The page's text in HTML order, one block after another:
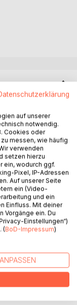
Alltag.
und
Planung,
die ein solides
im
auf unserer
notwendig.
Cookies oder
messen, wie häufig
verwenden
setzen hierzu
ein, wodurch ggf.
Pixel, IP-Adressen
Auf unserer Seite
ein (Video-
und ein
Einfluss. Mit deiner
Vorgänge ein. Du
Einstellungen“)
(BoD-Impressum)
ANPASSEN